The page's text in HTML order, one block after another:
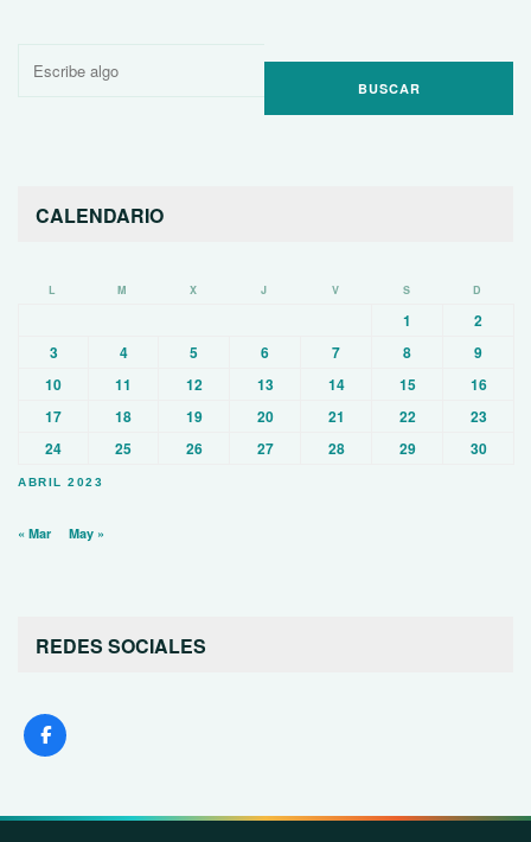
Buscar
CALENDARIO
ABRIL 2023
L M X J V S D
1
2
3
4 5 6 7 8
9
10
11 12 13 14 15
16
17
18 19 20 21 22
23
24
25 26 27 28 29 30
« Mar May »
REDES SOCIALES